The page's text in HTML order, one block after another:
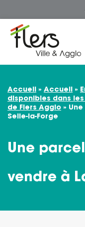
Accueil » Accueil »
disponibles dans
de Flers Agglo »
Selle-la-Forge
Une
vendre à
Panneau de gestion